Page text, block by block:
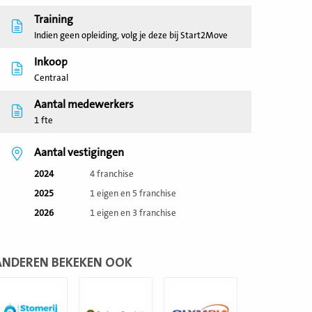
Training
Indien geen opleiding, volg je deze bij Start2Move
Inkoop
Centraal
Aantal medewerkers
1 fte
Aantal vestigingen
2024
4 franchise
2025
1 eigen en 5 franchise
2026
1 eigen en 3 franchise
BEKEKEN OOK